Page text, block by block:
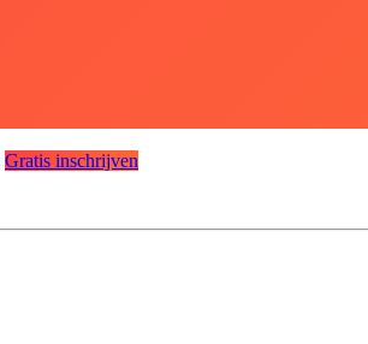
Gratis inschrijven